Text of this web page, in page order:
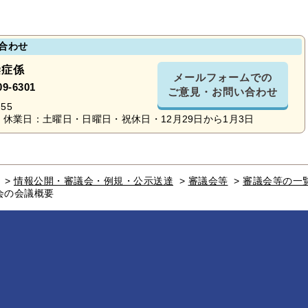
わせ
係
6301
メールフォームでの
ご意見・お問い合わせ
業日：土曜日・日曜日・祝休日・12月29日から1月3日
>情報公開・審議会・例規・公示送達 > 審議会等 > 審議会等の一
の会議概要